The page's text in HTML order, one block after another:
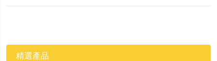
精選產品